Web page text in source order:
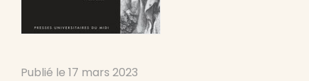
Publié le 17 mars 2023